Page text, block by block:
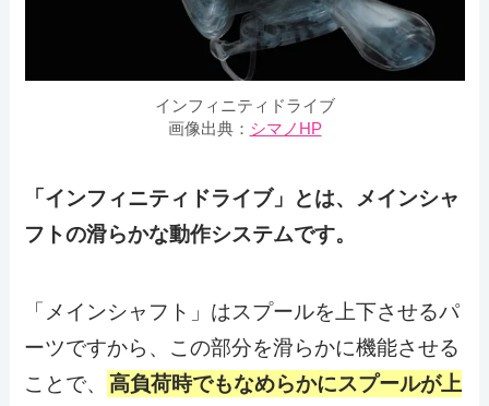
インフィニティドライブ
画像出典： シマノHP
「インフィニティドライブ」とは、メインシャ
フトの滑らかな動作システムです。
「メインシャフト」はスプールを上下させるパ
ーツですから、この部分を滑らかに機能させる
ことで、 高負荷時でもなめらかにスプールが上